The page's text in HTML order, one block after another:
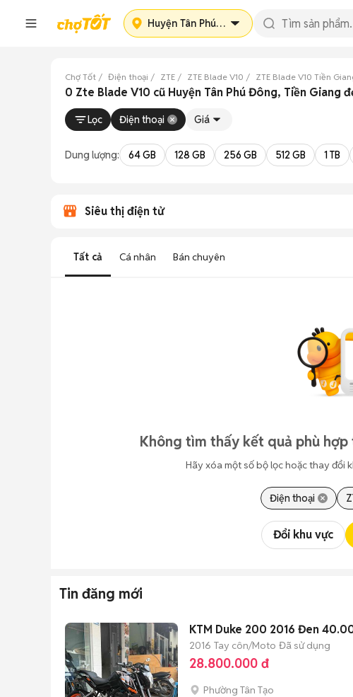
Huyện Tân Phú Đông
Chợ Tốt Điện thoại ZTE ZTE Blade V10 ZTE Blade V10 Tiền
0 Zte Blade V10 cũ Huyện Tân Phú Đông, Tiền Giang
Lọc Điện thoại Giá
Dung lượng: 64 GB 128 GB 256 GB 512 GB 1 TB
Siêu thị điện tử
Tất cả Cá nhân Bán chuyên
Không tìm thấy kết quả phù hợp
Hãy xóa một số bộ lọc hoặc thay đổi
Điện thoại
Đổi khu vực
Tin đăng mới
KTM Duke 200 2016 Đen
2016 Tay côn/Moto Đã sử dụng
28.800.000 đ
Phường Tân Tạo